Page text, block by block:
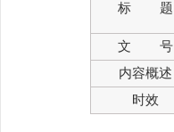
标 题
文 号
内容概述
时效